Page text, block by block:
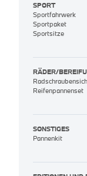
SPORT
Sportfahrwerk
Sportpaket
Sportsitze
RÄDER/
Reifenpannenset
SONSTIGES
Pannenkit